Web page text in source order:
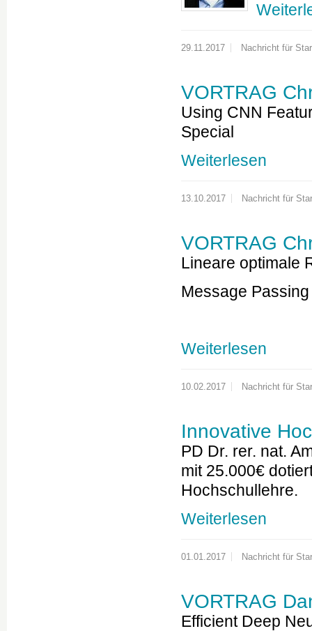
29.11.2017 Nachricht für
VORTRAG
Using CNN
Special
Weiterlesen
13.10.2017 Nachricht für
VORTRAG
Lineare optimale
Message
Weiterlesen
10.02.2017 Nachricht für
Innovative
PD Dr. rer. nat.
mit 25.000€
Hochschullehre.
Weiterlesen
01.01.2017 Nachricht für
VORTRAG
Efficient Deep